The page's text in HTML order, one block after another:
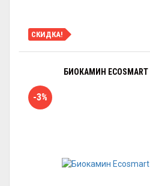
СКИДКА!
БИОКАМИН ECOSMART
-3%